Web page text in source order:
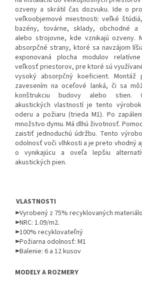
ozveny a skrátil čas dozvuku. Ide o
veľkoobjemové miestnosti: veľké
bazény, továrne, sklady, obchodné a
alebo strojovne, kde vznikajú ozveny.
absorpčné strany, ktoré sa navzájom
exponovaná plocha modulov
veľkosť priestorov, pre ktoré sú
vysoký absorpčný koeficient. Montáž
zavesením na oceľové lanká, či sa
konštrukciu budovy alebo stien.
akustických vlastností je tento
oderu a požiaru (trieda M1). Po
množstvo dymu. Má dlhú životnosť.
zaistiť jednoduchú údržbu. Tento
odolnosť voči vlhkosti a je preto vhodný
o vynikajúcu a oveľa lepšiu
akustických pien.
VLASTNOSTI
►Vyrobený z 75% recyklovaných
►NRC: 1.09/m2.
►100% recyklovateľný
►Požiarna odolnosť: M1
►Balenie: 6 a 12 kusov
MODELY A ROZMERY